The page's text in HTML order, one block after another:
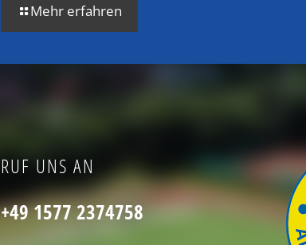
Mehr erfahren
RUF UNS AN
+49 1577 2374758